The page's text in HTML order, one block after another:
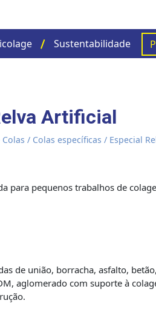
Sustentabilidade
Artificial
/ Colas específicas / Especial
para pequenos trabalhos de
de união, borracha, asfalto,
aglomerado com suporte à